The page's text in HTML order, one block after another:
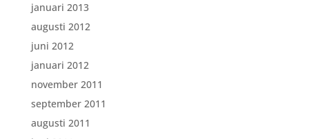
januari 2013
augusti 2012
juni 2012
januari 2012
november 2011
september 2011
augusti 2011